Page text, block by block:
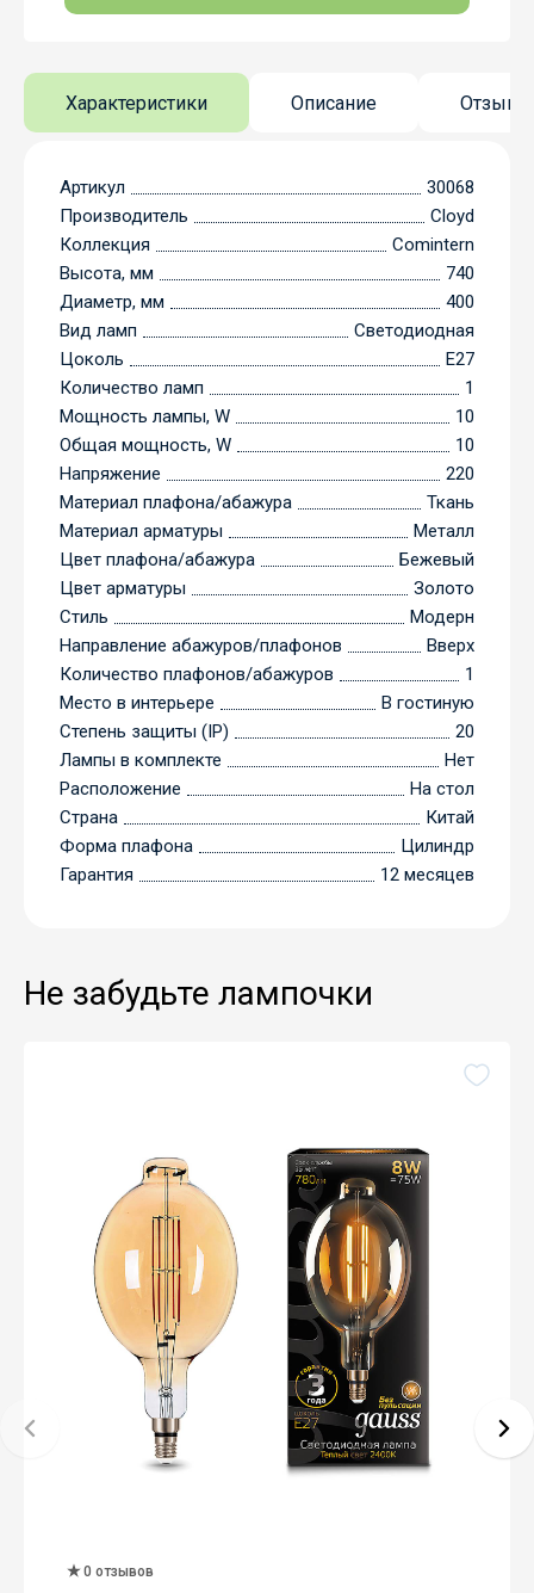
Характеристики Описание Отзывы
Артикул
30068
Производитель
Cloyd
Коллекция
Comintern
Высота, мм
740
Диаметр, мм
400
Вид ламп
Светодиодная
Цоколь
E27
Количество ламп
1
Мощность лампы, W
10
Общая мощность, W
10
Напряжение
220
Материал плафона/абажура
Ткань
Материал арматуры
Металл
Цвет плафона/абажура
Бежевый
Цвет арматуры
Золото
Стиль
Модерн
Направление абажуров/плафонов
Вверх
Количество плафонов/абажуров
1
Место в интерьере
В гостиную
Степень защиты (IP)
20
Лампы в комплекте
Нет
Расположение
На стол
Страна
Китай
Форма плафона
Цилиндр
Гарантия
12 месяцев
Не забудьте лампочки
0 отзывов